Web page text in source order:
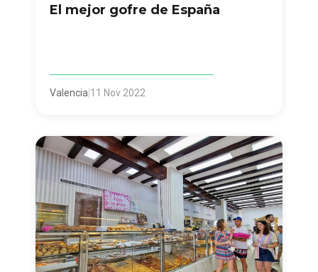
El mejor gofre de España
Valencia 11 Nov 2022